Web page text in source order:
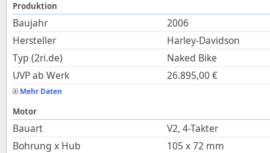
Produktion
Baujahr
2006
Hersteller
Harley-Davidson
Typ (2ri.de)
Naked Bike
UVP ab Werk
26.895,00€
Mehr Daten
Motor
Bauart
V2, 4-Takter
Bohrung x Hub
105 x72 mm